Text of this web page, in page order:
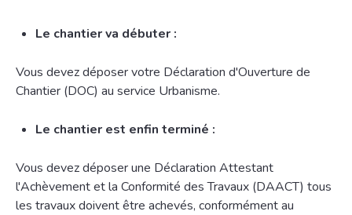
Le chantier va débuter :
Vous devez déposer votre Déclaration d'Ouverture de
Chantier (DOC) au service Urbanisme.
Le chantier est enfin terminé :
Vous devez déposer une Déclaration Attestant
l'Achèvement et la Conformité des Travaux (DAACT) tous
les travaux doivent être achevés, conformément au